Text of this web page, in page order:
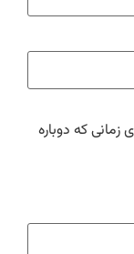
زمانی که دوباره